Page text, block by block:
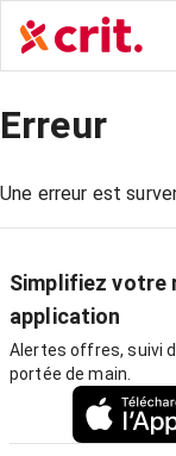
Erreur
Une erreur est
Simplifiez votre
application
Alertes offres, suivi
portée de main.